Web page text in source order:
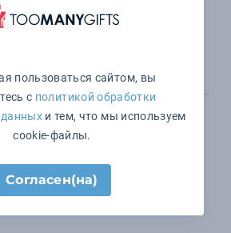
малый
пользоваться сайтом, вы
с политикой обработки
и тем, что мы используем
cookie-файлы.
Согласен(на)